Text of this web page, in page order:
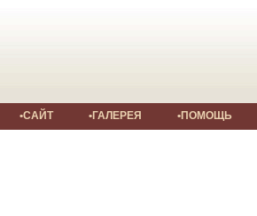
•САЙТ •ГАЛЕРЕЯ •ПОМОЩЬ